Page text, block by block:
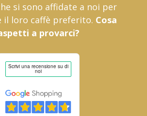
si sono affidate a noi per
il loro caffè preferito. Cosa
a provarci?